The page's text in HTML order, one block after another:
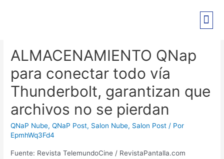
ALMACENAMIENTO QNap
para conectar todo vía
Thunderbolt, garantizan que
archivos no se pierdan
QNaP Nube,QNaP Post, Salon Nube, Salon Post / Por
EpmhWq3Fd4
Fuente: Revista TelemundoCine / RevistaPantalla.com